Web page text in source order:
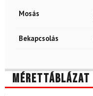
Mosás
Bekapcsolás
Mérettáblázat